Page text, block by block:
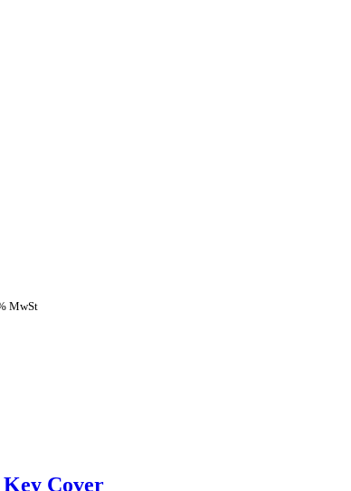
MwSt
Cover